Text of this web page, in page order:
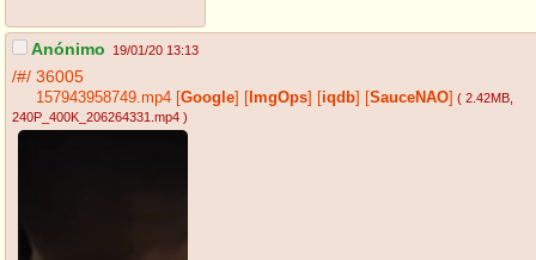
Anónimo 19/01/20 13:13
/#/ 36005
157943958749.mp4 Google ImgOps iqdb SauceNAO ( 2.42MB
240P_400K_206264331.mp4 )